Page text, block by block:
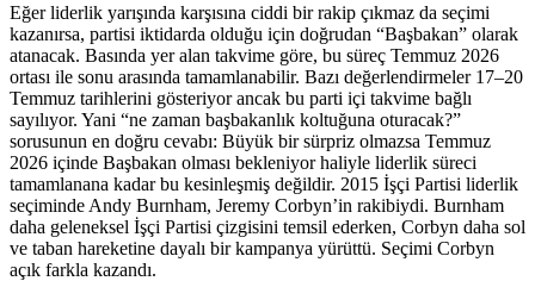
Eğer liderlik yarışında karşısına ciddi bir rakip çıkmaz da seçimi
kazanırsa, partisi iktidarda olduğu için doğrudan “Başbakan” olarak
atanacak. Basında yer alan takvime göre, bu süreç Temmuz 2026
ortası ile sonu arasında tamamlanabilir. Bazı değerlendirmeler 17–20
Temmuz tarihlerini gösteriyor ancak bu parti içi takvime bağlı
sayılıyor. Yani “ne zaman başbakanlık koltuğuna oturacak?”
sorusunun en doğru cevabı: Büyük bir sürpriz olmazsa Temmuz
2026 içinde Başbakan olması bekleniyor haliyle liderlik süreci
tamamlanana kadar bu kesinleşmiş değildir. 2015 İşçi Partisi liderlik
seçiminde Andy Burnham, Jeremy Corbyn’in rakibiydi. Burnham
daha geleneksel İşçi Partisi çizgisini temsil ederken, Corbyn daha sol
ve taban hareketine dayalı bir kampanya yürüttü. Seçimi Corbyn
açık farkla kazandı.